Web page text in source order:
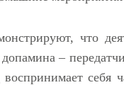
что
–
себя